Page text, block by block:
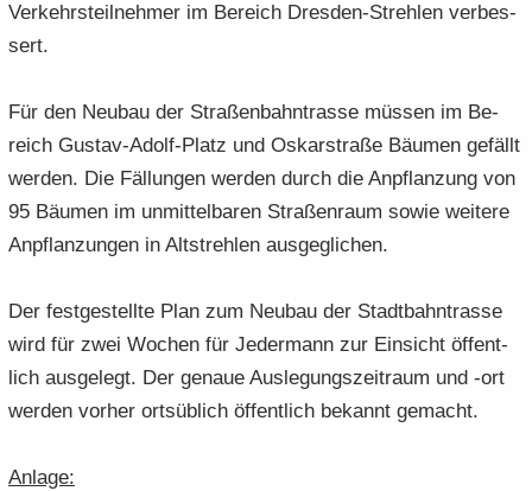
Ver­kehrs­teil­neh­mer im Be­reich Dresden-​Strehlen ver­bes­
sert.
Für den Neu­bau der Stra­ßen­bahn­tras­se müs­sen im Be­
reich Gustav-​Adolf-Platz und Os­kar­stra­ße Bäu­men ge­fällt
wer­den. Die Fäl­lun­gen wer­den durch die An­pflan­zung von
95 Bäu­men im un­mit­tel­ba­ren Stra­ßen­raum sowie wei­te­re
An­pflan­zun­gen in Alt­streh­len aus­ge­gli­chen.
Der fest­ge­stell­te Plan zum Neu­bau der Stadt­bahn­tras­se
wird für zwei Wo­chen für Je­der­mann zur Ein­sicht öf­fent­
lich aus­ge­legt. Der ge­naue Aus­le­gungs­zeit­raum und -ort
wer­den vor­her orts­üb­lich öf­fent­lich be­kannt ge­macht.
An­la­ge: